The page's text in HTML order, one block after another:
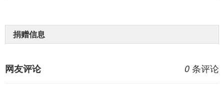
捐赠信息
0 条评论
网友评论